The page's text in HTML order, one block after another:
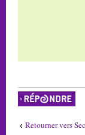
Répondre
Retourner vers